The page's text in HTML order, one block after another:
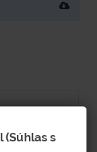
(Súhlas s